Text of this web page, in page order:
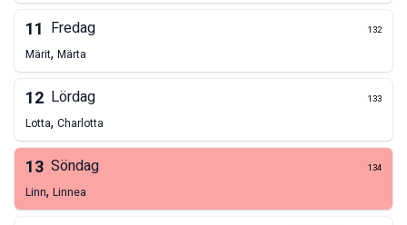
11 Fredag 132
Märit, Märta
12 Lördag 133
Lotta, Charlotta
13 Söndag 134
Linn, Linnea